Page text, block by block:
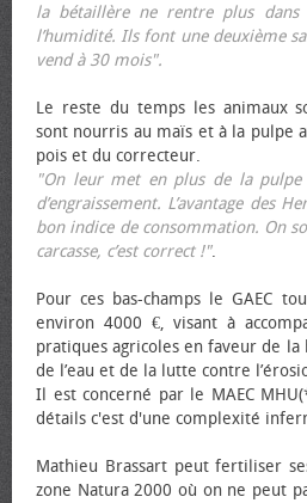
la bétaillère ne rentre plus dans
l’humidité. Ils font une deuxième
vend à 30 mois".
Le reste du temps les animaux
sont nourris au maïs et à la pulpe
pois et du correcteur.
"On leur met en plus de la
d’engraissement. L’avantage des
bon indice de consommation. On
carcasse, c’est correct !".
Pour ces bas-champs le GAEC
environ 4000 €, visant à
pratiques agricoles en faveur de
de l’eau et de la lutte contre
Il est concerné par le MAEC
détails c'est d'une complexité
Mathieu Brassart peut fertiliser
zone Natura 2000 où on ne peut